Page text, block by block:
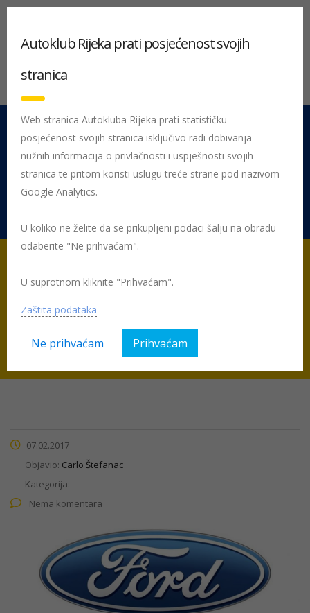
051 212 442 Centrala
Pon - Pet 08:00 - 16:00
Rujevica 9/1, 51000 Rijeka
Početna Ford
Ford
07.02.2017
Objavio: Carlo Štefanac
Kategorija:
Nema komentara
Autoklub Rijeka prati posjećenost svojih
stranica
Web stranica Autokluba Rijeka prati statističku
posjećenost svojih stranica isključivo radi dobivanja
nužnih informacija o privlačnosti i uspješnosti svojih
stranica te pritom koristi uslugu treće strane pod nazivom
Google Analytics.
U koliko ne želite da se prikupljeni podaci šalju na obradu
odaberite "Ne prihvaćam".
U suprotnom kliknite "Prihvaćam".
Zaštita podataka
Ne prihvaćam Prihvaćam